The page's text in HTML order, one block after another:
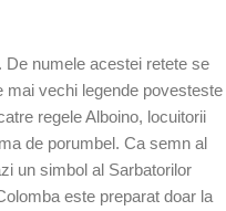
De numele acestei retete se
mai vechi legende povesteste
regele Alboino, locuitorii
de porumbel. Ca semn al
un simbol al Sarbatorilor
este preparat doar la